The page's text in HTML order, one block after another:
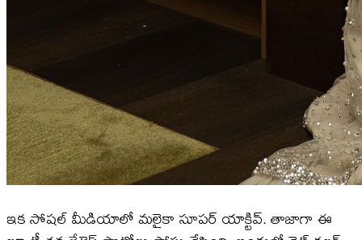
ఇక సోషల్ మీడియాలో మలైకా సూపర్ యాక్టివ్. తాజాగా ఈ